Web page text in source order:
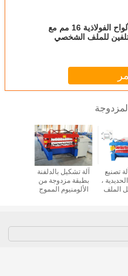
آلة تشكيل الألواح الفولاذية 16 مم مع
للملف الشخصي
آلة تشكيل بالدلفنة
بطبقة مزدوجة من
الألومنيوم المموج
آلة تصنيع
،
الملف